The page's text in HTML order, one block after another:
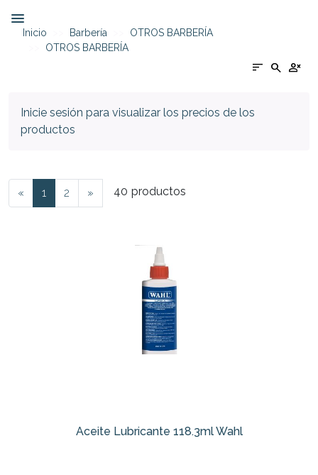
Inicio Barbería
OTROS BARBERÍA
OTROS BARBERÍA
sort search person_cancel
Inicie sesión para visualizar los precios de los
productos
« 1 2 » 40 productos
Aceite Lubricante 118.3ml Wahl